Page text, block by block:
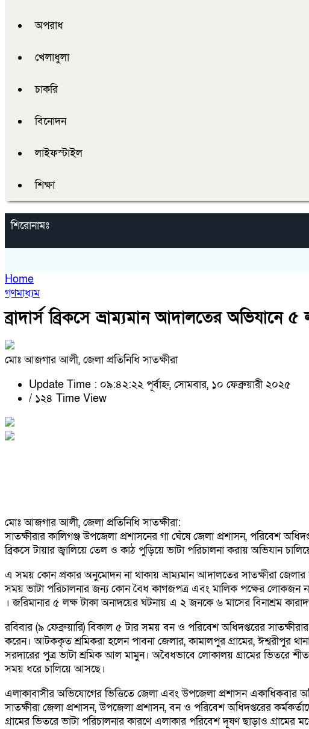
অপরাধ
খেলাধুলা
চাকরি
বিনোদন
লাইফস্টাইল
শিক্ষা
শিরোনামঃ
Home
গণমাধ্যম
ব্রাদার্স ব্রিকসে ভ্রাম্যমান আদালতের অভিযানে ৫
মোঃ আজগার আলী, জেলা প্রতিনিধি সাতক্ষীরা
Update Time : ০৯:৪২:২২ পূর্বাহ্ন, সোমবার, ১০ ফেব্রুয়ারী ২০২৫
/ ১২৪ Time View
মোঃ আজগার আলী, জেলা প্রতিনিধি সাতক্ষীরা:
সাতক্ষীরার কালিগঞ্জ উপজেলা প্রশাসনের গা ঘেঁষে জেলা প্রশাসন, পরিবেশ
ব্রিকসে টায়ার জ্বালিয়ে তেল ও কাঠ পুড়িয়ে ভাটা পরিচালনা করায় অভিযান
এ সময় কোন প্রকার অনুমোদন না থাকায় ভ্রাম্যমান আদালতের সাতক্ষীরা জেলার
সময় ভাটা পরিচালনার জন্য কোন বৈধ কাগজপত্র এবং মালিক পক্ষের লোকজন
। জরিমানার ৫ লক্ষ টাকা অনাদয়ের ঘটনায় এ ২ জনকে ৬ মাসের বিনাশ্রম
রবিবার (৯ ফেব্রুয়ারি) বিকাল ৫ টার সময় বন ও পরিবেশ অধিদপ্তরের
করেন। আটককৃত শ্রমিকরা হলেন পাবনা জেলার, কামালপুর গ্রামের, ঈশ্বরীপুর
সরদারের পুত্র ভাটা শ্রমিক আল মামুন। অবৈধভাবে লোকালয় গ্রামের ভিতরে
সময় ধরে চালিয়ে আসছে।
এলাকাবাসীর অভিযোগের ভিত্তিতে জেলা এবং উপজেলা প্রশাসন একাধিকবার
সাতক্ষীরা জেলা প্রশাসন, উপজেলা প্রশাসন, বন ও পরিবেশ অধিদপ্তরের
গ্রামের ভিতরে ভাটা পরিচালনার কারণে এলাকার পরিবেশ দূষণ ছাড়াও গ্রামের